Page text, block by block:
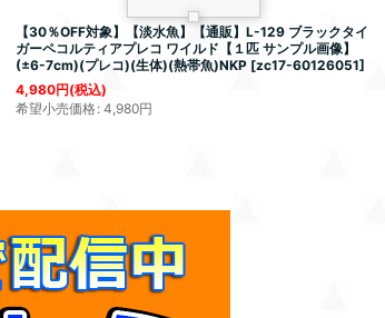
【30％OFF対象】【淡水魚】【通販】L-129 ブラックタイ
ガーペコルティアプレコ ワイルド【１匹 サンプル画像】
(±6-7cm)(プレコ)(生体)(熱帯魚)NKP [zc17-60126051]
4,980円(税込)
希望小売価格: 4,980円